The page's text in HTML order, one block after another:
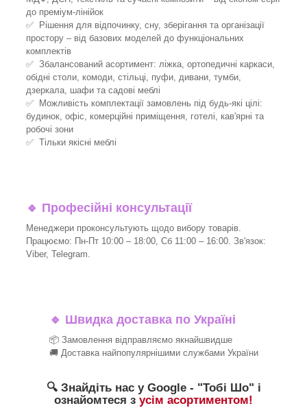
до преміум-лінійок
✅ Рішення для відпочинку, сну, зберігання та організації
простору – від базових моделей до функціональних
комплектів
✅ Збалансований асортимент: ліжка, ортопедичні каркаси,
обідні столи, комоди, стільці, пуфи, дивани, тумби,
дзеркала, шафи та садові меблі
✅ Можливість комплектації замовлень під будь-які цілі:
будинок, офіс, комерційні приміщення, готелі, кав'ярні та
робочі зони
✅ Тільки якісні меблі
🔹 Професійні консультації
Менеджери проконсультують щодо вибору товарів.
Працюємо: Пн-Пт 10:00 – 18:00, Сб 11:00 – 16:00. Зв'язок:
Viber, Telegram.
🔹 Швидка доставка по Україні
📦 Замовлення відправляємо якнайшвидше
🚚 Доставка найпопулярнішими службами України
🔍 Знайдіть нас у Google - "Тобі Шо" і
ознайомтеся з усім асортиментом!